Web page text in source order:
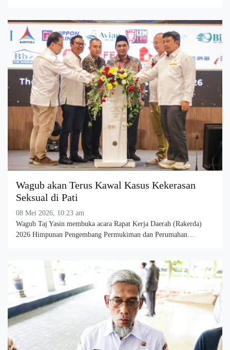
Wagub akan Terus Kawal Kasus Kekerasan
Seksual di Pati
08 Mei 2026, 10:23 am
Wagub Taj Yasin membuka acara Rapat Kerja Daerah (Rakerda)
2026 Himpunan Pengembang Permukiman dan Perumahan…